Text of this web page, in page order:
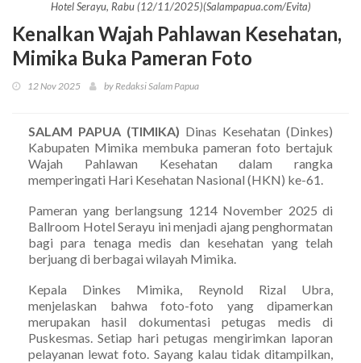
Hotel Serayu, Rabu (12/11/2025)(Salampapua.com/Evita)
Kenalkan Wajah Pahlawan Kesehatan,
Mimika Buka Pameran Foto
12 Nov 2025 by Redaksi Salam Papua
SALAM PAPUA (TIMIKA) Dinas Kesehatan (Dinkes)
Kabupaten Mimika membuka pameran foto bertajuk
Wajah Pahlawan Kesehatan dalam rangka
memperingati Hari Kesehatan Nasional (HKN) ke-61.
Pameran yang berlangsung 1214 November 2025 di
Ballroom Hotel Serayu ini menjadi ajang penghormatan
bagi para tenaga medis dan kesehatan yang telah
berjuang di berbagai wilayah Mimika.
Kepala Dinkes Mimika, Reynold Rizal Ubra,
menjelaskan bahwa foto-foto yang dipamerkan
merupakan hasil dokumentasi petugas medis di
Puskesmas. Setiap hari petugas mengirimkan laporan
pelayanan lewat foto. Sayang kalau tidak ditampilkan,